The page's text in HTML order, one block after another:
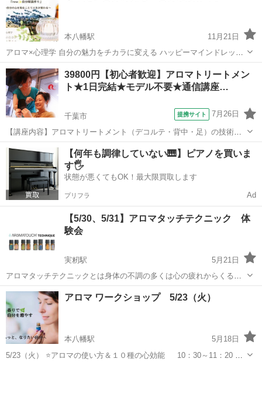
や心の状態をグラフで知...
本八幡駅
11月21日
アロマ×心理学 自分の魅力をチカラに変える ハッピーマインドレッス
ン 自分の心を知ることで 人生が変わる いつも人を優先し疲れてしま
う自分から アロマと心の事を学び 自由にのびのびと、やりたいコトを
思...
千葉 市川市 本八幡駅 アロマ アロマスプレー
39800円【初心者歓迎】アロマトリートメン
ト★1日完結★モデル不要★通信講座…
千葉市 提携サイト 7月26日
【講座内容】アロマトリートメント（デコルテ・背中・足）の技術を1
日完結３時間マンツーマンレッスンで学習できます。実技中心です
が、トラブル回避の為、学科も行います。モデルさん不要なので、お
一人の方もお気軽にお越し下さい。修了証...
千葉 千葉市 アロマ
【何年も調律していない🎹】ピアノを買いま
す🖐️
状態が悪くてもOK！最大限買取します
プリフラ Ad
【5/30、5/31】アロマタッチテクニック 体
験会
実籾駅
5月21日
アロマタッチテクニックとは身体の不調の多くは心の疲れからくると
いう考えのもと、8種類の高純度エッセンシャルオイルを使って行うト
リートメントです。 心身のバランス調整に関わる 仙骨から頭までのラ
インと足裏に塗布し 優しいタ...
千葉 習志野市 アロマタッチテクニック
アロマ ワークショップ 5/23（火）
本八幡駅
5月18日
5/23（火） ⭐アロマの使い方＆１０種の心効能 10：30～11：20 🌸